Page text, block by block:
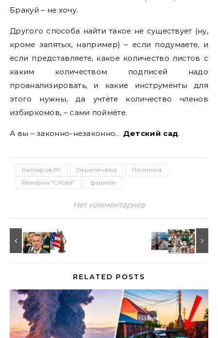
Бракуй – не хочу.
Другого способа найти такое не существует (ну,
кроме запятых, например) – если подумаете, и
если представляете, какое количество листов с
каким количеством подписей надо
проанализировать, и какие инструменты для
этого нужны, да учтёте количество членов
избиркомов, – сами поймёте.
А вы – законно-незаконно… Детский сад.
Каспаров.РУ Перепечатка
Политика
Ремарки "Слова"
фашизм
Нет комментариев
RELATED POSTS